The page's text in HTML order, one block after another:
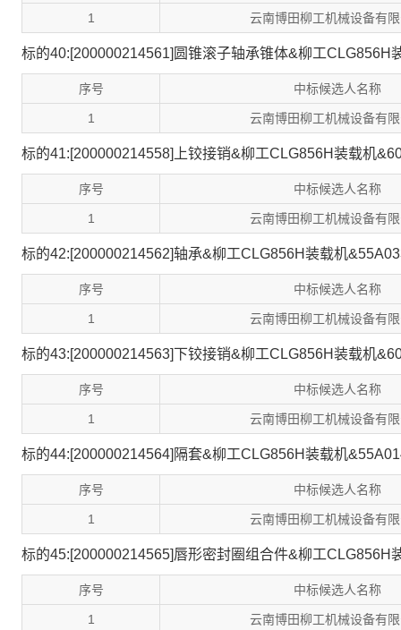
1 云南博田柳工机械设备有
标的40:[200000214561]圆锥滚子轴承锥体&柳工CLG856H
序号 中标候选人名称
1 云南博田柳工机械设备有
标的41:[200000214558]上铰接销&柳工CLG856H装载机
序号 中标候选人名称
1 云南博田柳工机械设备有
标的42:[200000214562]轴承&柳工CLG856H装载机
序号 中标候选人名称
1 云南博田柳工机械设备有
标的43:[200000214563]下铰接销&柳工CLG856H装载机
序号 中标候选人名称
1 云南博田柳工机械设备有
标的44:[200000214564]隔套&柳工CLG856H装载机
序号 中标候选人名称
1 云南博田柳工机械设备有
标的45:[200000214565]唇形密封圈组合件&柳工CLG856H
序号 中标候选人名称
1 云南博田柳工机械设备有